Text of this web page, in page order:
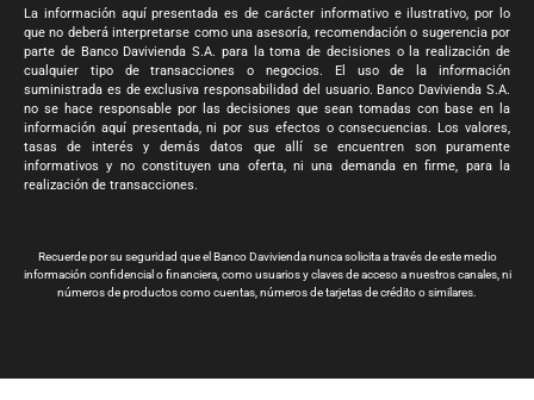
La información aquí presentada es de carácter informativo e ilustrativo, por lo
que no deberá interpretarse como una asesoría, recomendación o sugerencia por
parte de Banco Davivienda S.A. para la toma de decisiones o la realización de
cualquier tipo de transacciones o negocios. El uso de la información
suministrada es de exclusiva responsabilidad del usuario. Banco Davivienda S.A.
no se hace responsable por las decisiones que sean tomadas con base en la
información aquí presentada, ni por sus efectos o consecuencias. Los valores,
tasas de interés y demás datos que allí se encuentren son puramente
informativos y no constituyen una oferta, ni una demanda en firme, para la
realización de transacciones.
Recuerde por su seguridad que el Banco Davivienda nunca solicita a través de este medio
información confidencial o financiera, como usuarios y claves de acceso a nuestros canales, ni
números de productos como cuentas, números de tarjetas de crédito o similares.